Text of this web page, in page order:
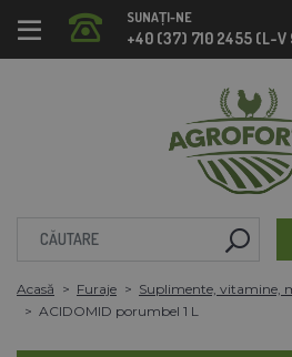
SUNAȚI-NE
+40 (37) 710 2455 (L-V
Acasă Furaje
Suplimente, vitamine,
ACIDOMID porumbel 1 L